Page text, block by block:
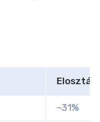
Elosztás
~31%